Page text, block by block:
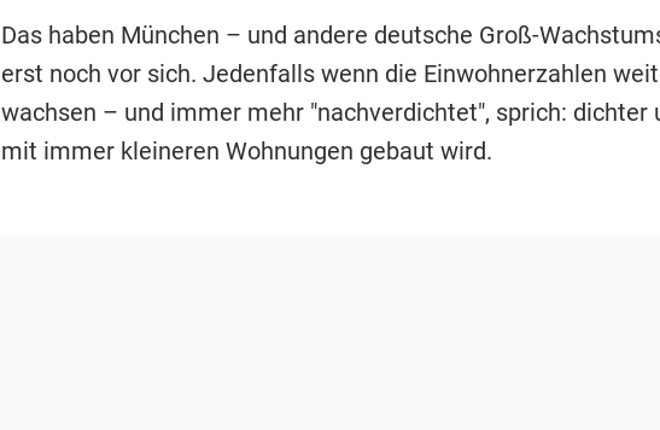
Das haben München – und andere deutsche Groß-
erst noch vor sich. Jedenfalls wenn die Einwohnerzahlen
wachsen – und immer mehr "nachverdichtet", sprich: dichter
mit immer kleineren Wohnungen gebaut wird.